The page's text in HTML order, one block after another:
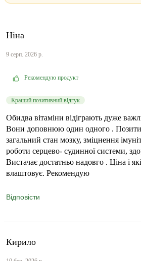
Ніна
9 серп. 2026 р.
Рекомендую продукт
Кращий позитивний відгук
Обидва вітаміни відіграють дуже
Вони доповнюю один одного .
загальний стан мозку, зміцнення
роботи серцево- судинної системи,
Вистачає достатньо надовго . Ціна і
влаштовує. Рекомендую
Відповісти
Кирило